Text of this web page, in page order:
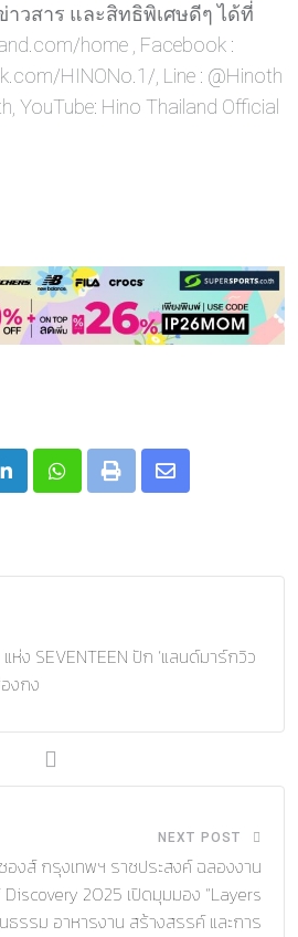
าวสาร และสิทธิพิเศษดีๆ ได้ที่
home , Facebook :
HINONo.1/, Line : @Hinoth
YouTube: Hino Thailand Official
LinkedInWhatsapp
Print
Share
แห่ง SEVENTEEN ปัก ‘แลนด์มาร์กวิว
งกง
NEXT POST
องส์ กรุงเทพฯ ราชประสงค์ ฉลองงาน
2025 เปิดมุมมอง “Layers
รรม อาหารงาน สร้างสรรค์ และการ